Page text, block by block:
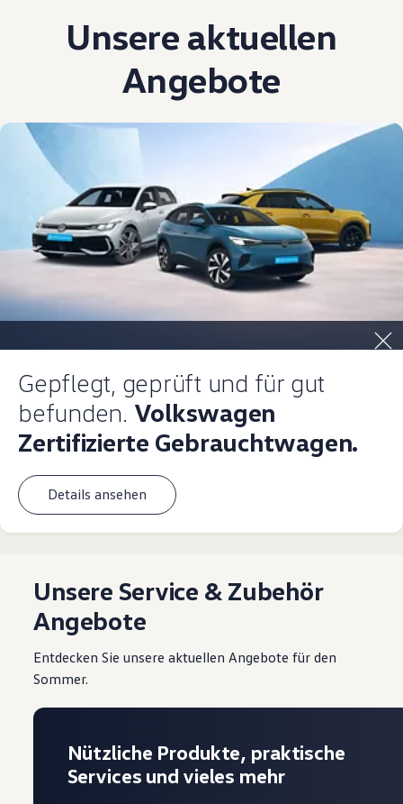
Unsere aktuellen
Angebote
Gepflegt, geprüft und für gut
befunden. Volkswagen
Zertifizierte Gebrauchtwagen.
Details ansehen
Unsere Service & Zubehör
Angebote
Entdecken Sie unsere aktuellen Angebote für den
Sommer.
Nützliche Produkte, praktische
Services und vieles mehr